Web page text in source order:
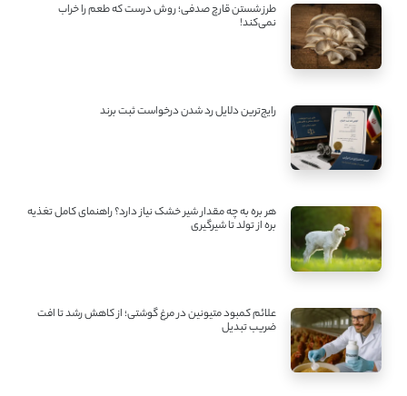
طرز شستن قارچ صدفی؛ روش درست که طعم را خراب
نمی‌کند!
رایج‌ترین دلایل رد شدن درخواست ثبت برند
هر بره به چه مقدار شیر خشک نیاز دارد؟ راهنمای کامل تغذیه
بره از تولد تا شیرگیری
علائم کمبود متیونین در مرغ گوشتی؛ از کاهش رشد تا افت
ضریب تبدیل